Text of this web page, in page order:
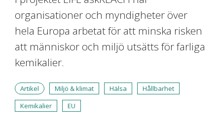
organisationer och myndigheter över
hela Europa arbetat för att minska risken
att människor och miljö utsätts för farliga
kemikalier.
Artikel Miljö & klimat Hälsa
Hållbarhet
Kemikalier
EU